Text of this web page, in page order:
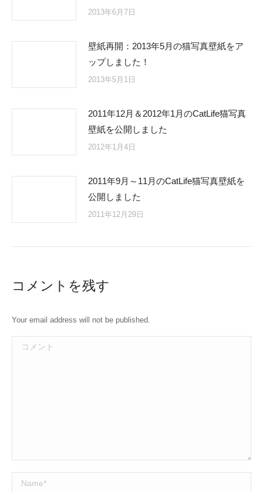
2013年6月7日
壁紙再開：2013年5月の猫写真壁紙をア
ップしました！
2013年5月1日
2011年12月＆2012年1月のCatLife猫写真
壁紙を公開しました
2012年1月4日
2011年9月～11月のCatLife猫写真壁紙を
公開しました
2011年12月29日
コメントを残す
Your email address will not be published.
コメント
Name *